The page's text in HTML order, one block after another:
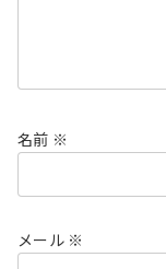
名前 ※
メール ※